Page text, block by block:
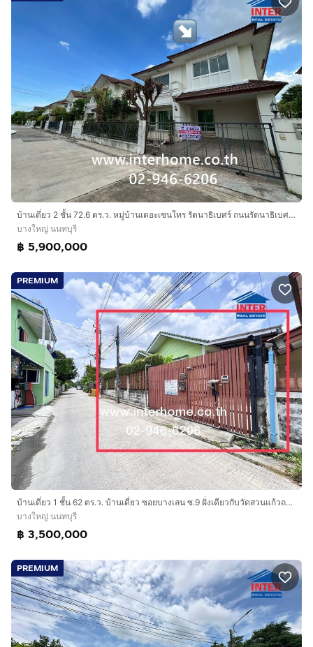
บ้านเดี่ยว 2 ชั้น 72.6 ตร.ว. หมู่บ้านเดอะเซนโทร รัตนาธิเบศร์ ถนนรัตนาธิเบศร์ ถนนบางกรวย-ไทรน้อย บางใหญ่ นนทบุรี
บางใหญ่ นนทบุรี
฿ 5,900,000
PREMIUM
บ้านเดี่ยว 1 ชั้น 62 ตร.ว. บ้านเดี่ยว ซอยบางเลน ซ.9 ฝั่งเดียวกับวัดสวนแก้วถนนราชพฤกษ์ ถนนรัตนาธิเบศร์ บางใหญ่ นนทบุรี
บางใหญ่ นนทบุรี
฿ 3,500,000
PREMIUM